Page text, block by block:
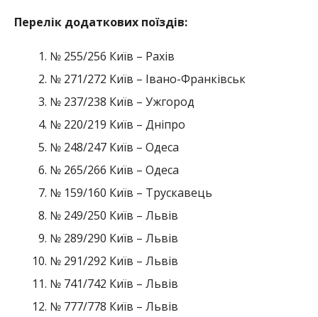
Перелік додаткових поїздів:
№ 255/256 Київ – Рахів
№ 271/272 Київ – Івано-Франківськ
№ 237/238 Київ – Ужгород
№ 220/219 Київ – Дніпро
№ 248/247 Київ – Одеса
№ 265/266 Київ – Одеса
№ 159/160 Київ – Трускавець
№ 249/250 Київ – Львів
№ 289/290 Київ – Львів
№ 291/292 Київ – Львів
№ 741/742 Київ – Львів
№ 777/778 Київ – Львів